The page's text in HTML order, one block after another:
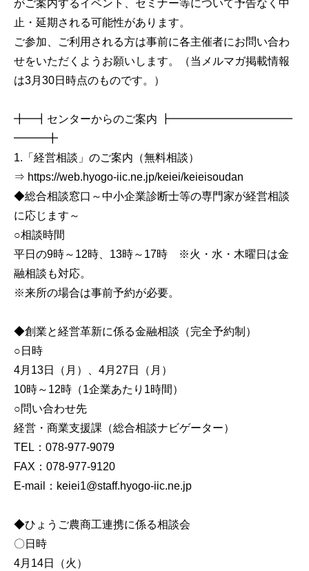
がご案内するイベント、セミナー等について予告なく中
止・延期される可能性があります。
ご参加、ご利用される方は事前に各主催者にお問い合わ
せをいただくようお願いします。（当メルマガ掲載情報
は3月30日時点のものです。）
╋━┫センターからのご案内 ┣━━━━━━━━━━━
━━━╋
1.「経営相談」のご案内（無料相談）
⇒ https://web.hyogo-iic.ne.jp/keiei/keieisoudan
◆総合相談窓口～中小企業診断士等の専門家が経営相談
に応じます～
○相談時間
平日の9時～12時、13時～17時 ※火・水・木曜日は金
融相談も対応。
※来所の場合は事前予約が必要。
◆創業と経営革新に係る金融相談（完全予約制）
○日時
4月13日（月）、4月27日（月）
10時～12時（1企業あたり1時間）
○問い合わせ先
経営・商業支援課（総合相談ナビゲーター）
TEL：078-977-9079
FAX：078-977-9120
E-mail：keiei1@staff.hyogo-iic.ne.jp
◆ひょうご農商工連携に係る相談会
〇日時
4月14日（火）